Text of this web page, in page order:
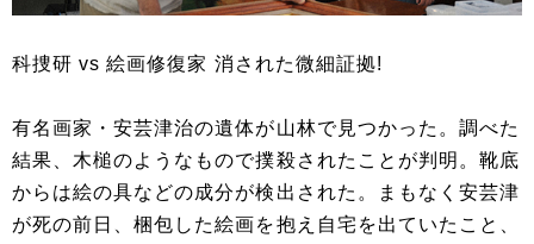
科捜研 vs 絵画修復家 消された微細証拠!
有名画家・安芸津治の遺体が山林で見つかった。調べた
結果、木槌のようなもので撲殺されたことが判明。靴底
からは絵の具などの成分が検出された。まもなく安芸津
が死の前日、梱包した絵画を抱え自宅を出ていたこと、